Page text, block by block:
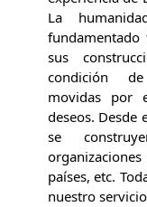
La
sus
condición de
movidas por
deseos. Desde
se
países, etc.
nuestro